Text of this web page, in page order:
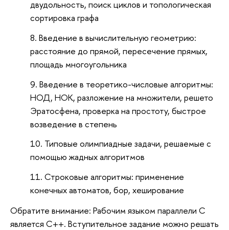
двудольность, поиск циклов и топологическая
сортировка графа
Введение в вычислительную геометрию:
расстояние до прямой, пересечение прямых,
площадь многоугольника
Введение в теоретико-числовые алгоритмы:
НОД, НОК, разложение на множители, решето
Эратосфена, проверка на простоту, быстрое
возведение в степень
Типовые олимпиадные задачи, решаемые с
помощью жадных алгоритмов
Строковые алгоритмы: применение
конечных автоматов, бор, хеширование
Обратите внимание: Рабочим языком параллели C
является C++. Вступительное задание можно решать